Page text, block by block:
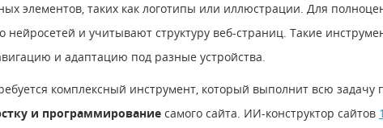
элементов, таких как логотипы или иллюстрации. Для
и учитывают структуру веб-страниц. Такие
и адаптацию под разные устройства.
комплексный инструмент, который выполнит всю
и программирование самого сайта. ИИ-конструктор сайтов